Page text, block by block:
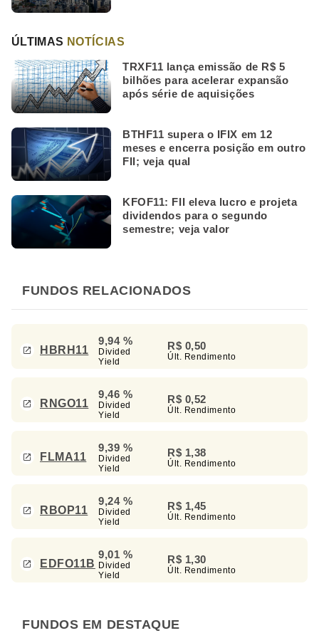
ÚLTIMAS NOTÍCIAS
TRXF11 lança emissão de R$ 5
bilhões para acelerar expansão
após série de aquisições
BTHF11 supera o IFIX em 12
meses e encerra posição em outro
FII; veja qual
KFOF11: FII eleva lucro e projeta
dividendos para o segundo
semestre; veja valor
FUNDOS RELACIONADOS
HBRH11
9,94 %
Divided
Yield
R$ 0,50
Últ. Rendimento
RNGO11
9,46 %
Divided
Yield
R$ 0,52
Últ. Rendimento
FLMA11
9,39 %
Divided
Yield
R$ 1,38
Últ. Rendimento
RBOP11
9,24 %
Divided
Yield
R$ 1,45
Últ. Rendimento
EDFO11B
9,01 %
Divided
Yield
R$ 1,30
Últ. Rendimento
FUNDOS EM DESTAQUE